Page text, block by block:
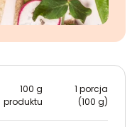
100 g
produktu
1 porcja
(100 g)